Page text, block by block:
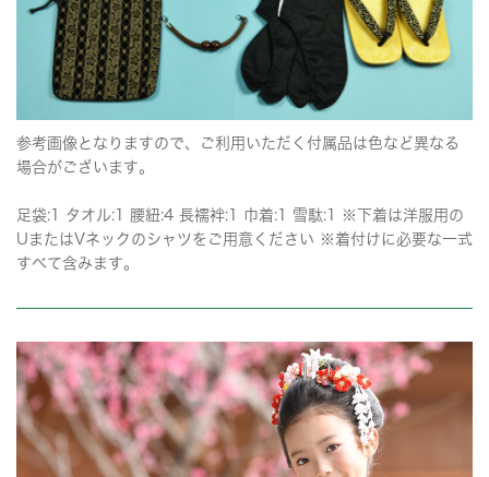
参考画像となりますので、ご利用いただく付属品は色など異なる
場合がございます。
足袋:1 タオル:1 腰紐:4 長襦袢:1 巾着:1 雪駄:1 ※下着は洋服用の
UまたはVネックのシャツをご用意ください ※着付けに必要な一式
すべて含みます。